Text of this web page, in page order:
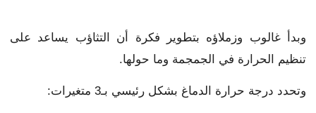
وبدأ غالوب وزملاؤه بتطوير فكرة أن التثاؤب يساعد على
تنظيم الحرارة في الجمجمة وما حولها.
وتحدد درجة حرارة الدماغ بشكل رئيسي بـ3 متغيرات: